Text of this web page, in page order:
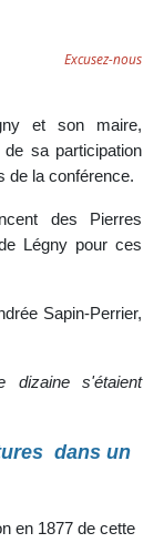
2025 Excusez-nous
et son maire,
sa participation
de la conférence.
des Pierres
Légny pour ces
Sapin-Perrier,
dizaine s'étaient
dans un
en 1877 de cette